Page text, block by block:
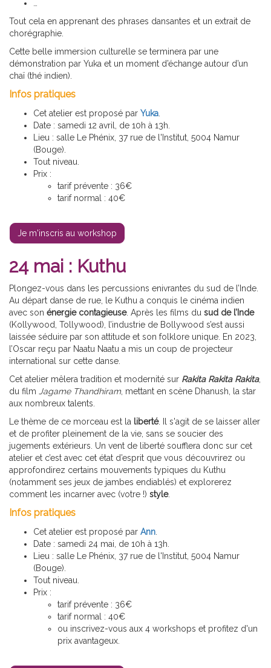
Tout cela en apprenant des phrases dansantes et un extrait de
chorégraphie.
Cette belle immersion culturelle se terminera par une
démonstration par Yuka et un moment d’échange autour d’un
chaï (thé indien).
Infos pratiques
Cet atelier est proposé par Yuka
Date : samedi 12 avril, de 10h à 13h.
Lieu : salle Le Phénix, 37 rue de l'Institut, 5004 Namur
(Bouge).
Tout niveau.
Prix :
tarif prévente : 36€
tarif normal : 40€
Je m'inscris au workshop
24 mai : Kuthu
Plongez-vous dans les percussions enivrantes du sud de l’Inde.
Au départ danse de rue, le Kuthu a conquis le cinéma indien
avec son énergie contagieuse. Après les films du sud de l’Inde
(Kollywood, Tollywood), l’industrie de Bollywood s’est aussi
laissée séduire par son attitude et son folklore unique. En 2023,
l’Oscar reçu par Naatu Naatu a mis un coup de projecteur
international sur cette danse.
Cet atelier mêlera tradition et modernité sur Rakita Rakita Rakita,
du film Jagame Thandhiram, mettant en scène Dhanush, la star
aux nombreux talents.
Le thème de ce morceau est la liberté. Il s'agit de se laisser aller
et de profiter pleinement de la vie, sans se soucier des
jugements extérieurs. Un vent de liberté soufflera donc sur cet
atelier et c’est avec cet état d’esprit que vous découvrirez ou
approfondirez certains mouvements typiques du Kuthu
(notamment ses jeux de jambes endiablés) et explorerez
comment les incarner avec (votre !) style.
Infos pratiques
Cet atelier est proposé par Ann
Date : samedi 24 mai, de 10h à 13h.
Lieu : salle Le Phénix, 37 rue de l'Institut, 5004 Namur
(Bouge).
Tout niveau.
Prix :
tarif prévente : 36€
tarif normal : 40€
ou inscrivez-vous aux 4 workshops et profitez d'un
prix avantageux.